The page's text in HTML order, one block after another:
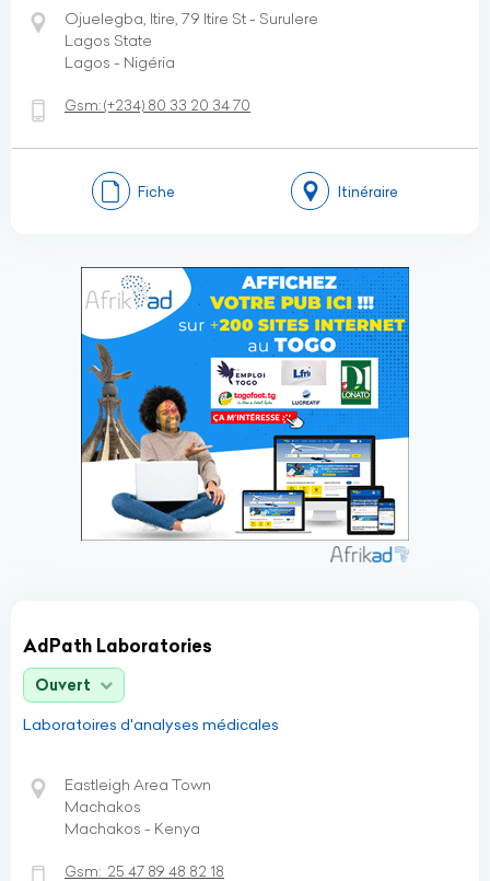
Ojuelegba, Itire, 79 Itire St - Surulere
Lagos State
Lagos - Nigéria
Gsm:(+234) 80 33 20 34 70
Fiche Itinéraire
AdPath Laboratories
Ouvert
Laboratoires d'analyses médicales
Eastleigh Area Town
Machakos
Machakos - Kenya
Gsm: 25 47 89 48 82 18